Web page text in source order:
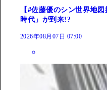
【#佐藤優のシン世界地
時代」が到来!?
2026年08月07日 07:00